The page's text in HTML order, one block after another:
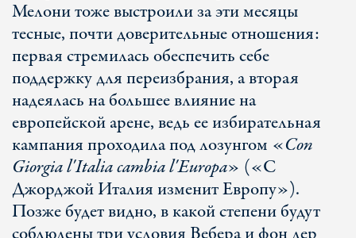
Мелони тоже выстроили за эти месяцы
тесные, почти доверительные отношения:
первая стремилась обеспечить себе
поддержку для переизбрания, а вторая
надеялась на большее влияние на
европейской арене, ведь ее избирательная
кампания проходила под лозунгом «Con
Giorgia l'Italia cambia l'Europa» («С
Джорджой Италия изменит Европу»).
Позже будет видно, в какой степени будут